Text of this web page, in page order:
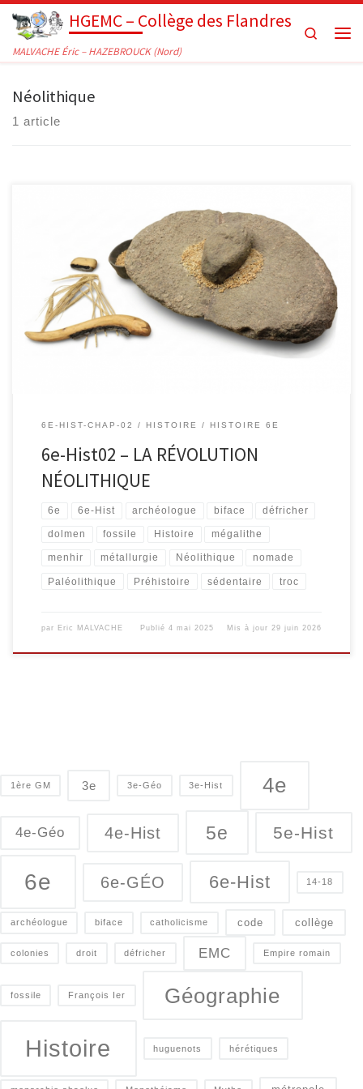
Passer au contenuHGEMC – Collège des Flandres
MALVACHE Éric – HAZEBROUCK (Nord)
Search
Néolithique
1 article
6E-HIST-CHAP-02 HISTOIRE HISTOIRE 6E
6e-Hist02 – LA RÉVOLUTION
NÉOLITHIQUE
6e 6e-Hist archéologue biface défricher
dolmen fossile Histoire mégalithe
menhir métallurgie Néolithique nomade
Paléolithique Préhistoire sédentaire troc
par Eric MALVACHE Publié4 mai 2025 Mis à jour 29 juin 2026
1ère GM 3e 3e-Géo 3e-Hist 4e
4e-Géo 4e-Hist 5e 5e-Hist
6e 6e-GÉO 6e-Hist 14-18
archéologue biface catholicisme code collège
colonies droit défricher EMC Empire romain
fossile François Ier Géographie
Histoire huguenots hérétiques